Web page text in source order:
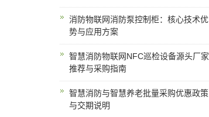
消防物联网消防泵控制柜：核心技术优
势与应用方案
智慧消防物联网NFC巡检设备源头厂家
推荐与采购指南
智慧消防与智慧养老批量采购优惠政策
与交期说明